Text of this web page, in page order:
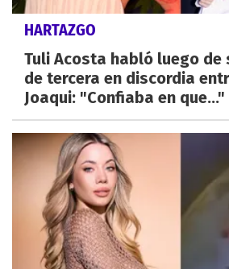
HARTAZGO
Tuli Acosta habló luego de
de tercera en discordia
Joaqui: "Confiaba en que..."